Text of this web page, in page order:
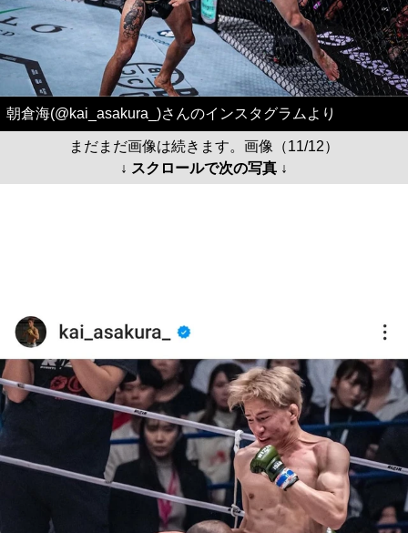
朝倉海(@kai_asakura_)さんのインスタグラムより
まだまだ画像は続きます。画像（11/12）
↓ スクロールで次の写真 ↓